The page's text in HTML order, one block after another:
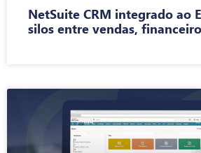
NetSuite CRM integrado ao
silos entre vendas,